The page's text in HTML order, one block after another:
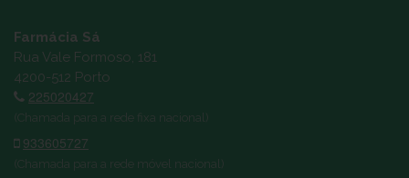
Farmácia Sá
Rua Vale Formoso, 181
4200-512 Porto
225020427
(Chamada para a rede fixa nacional)
933605727
(Chamada para a rede móvel nacional)